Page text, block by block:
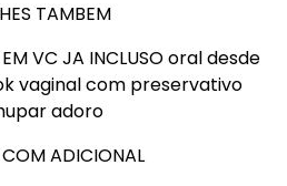
TAMBEM
EM VC JA INCLUSO oral desde
vaginal com preservativo
adoro
COM ADICIONAL